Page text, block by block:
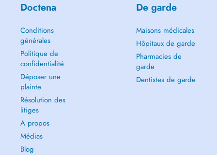
Doctena
Conditions
générales
Politique de
confidentialité
Déposer une
plainte
Résolution des
litiges
A propos
Médias
Blog
De garde
Maisons médicales
Hôpitaux de garde
Pharmacies de
garde
Dentistes de garde